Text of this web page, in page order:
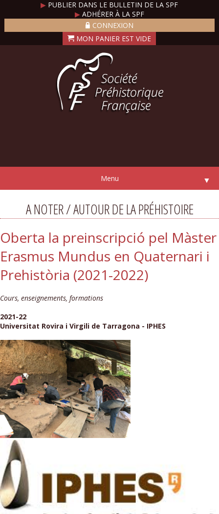
▶ PUBLIER DANS LE BULLETIN DE LA SPF
▶ADHÉRER À LA SPF
CONNEXION
Menu ▼
A NOTER / AUTOUR DE LA PRÉHISTOIRE
Oberta la preinscripció pel Màster
Erasmus Mundus en Quaternari i
Prehistòria (2021-2022)
Cours, enseignements, formations
2021-22
Universitat Rovira i Virgili de Tarragona - IPHES